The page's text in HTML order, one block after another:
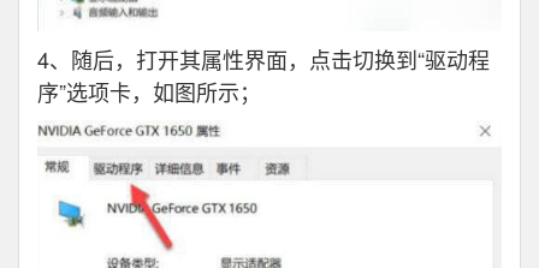
4、随后，打开其属性界面，点击切换到“驱动程
序”选项卡，如图所示；